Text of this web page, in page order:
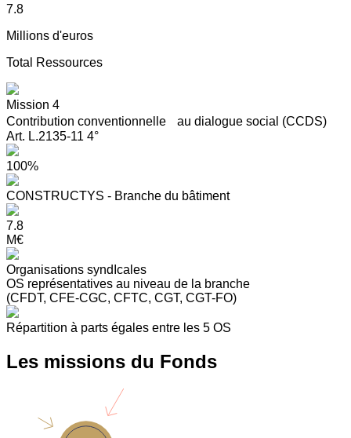
7.8
Millions d'euros
Total Ressources
Mission 4
Contribution conventionnelle au dialogue social (CCDS)
Art. L.2135-11 4°
100%
CONSTRUCTYS - Branche du bâtiment
7.8
M€
Organisations syndIcales
OS représentatives au niveau de la branche
(CFDT, CFE-CGC, CFTC, CGT, CGT-FO)
Répartition à parts égales entre les 5 OS
Les missions du Fonds